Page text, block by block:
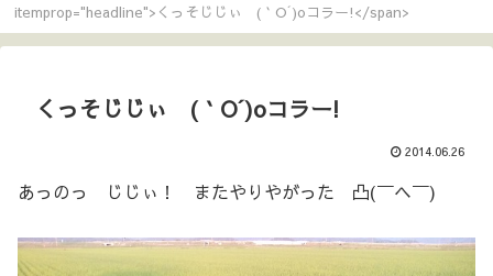
itemprop="headline">くっそじじぃ (｀O´)oコラー!</span>
くっそじじぃ (｀O´)oコラー!
2014.06.26
あっのっ じじぃ！ またやりやがった 凸(￣ヘ￣)